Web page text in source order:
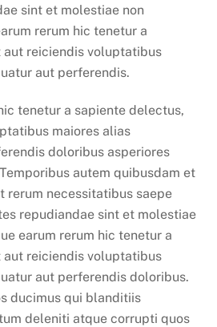
sint et molestiae non
rerum hic tenetur a
reiciendis voluptatibus
aut perferendis.
tenetur a sapiente delectus,
maiores alias
doloribus asperiores
autem quibusdam et
rerum necessitatibus saepe
repudiandae sint et molestiae
earum rerum hic tenetur a
reiciendis voluptatibus
aut perferendis doloribus.
ducimus qui blanditiis
deleniti atque corrupti quos